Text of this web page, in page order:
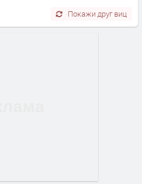
Покажи друг виц